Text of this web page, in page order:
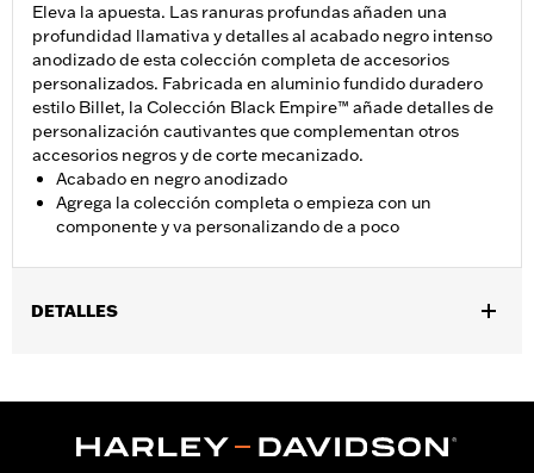
Eleva la apuesta. Las ranuras profundas añaden una
profundidad llamativa y detalles al acabado negro intenso
anodizado de esta colección completa de accesorios
personalizados. Fabricada en aluminio fundido duradero
estilo Billet, la Colección Black Empire™ añade detalles de
personalización cautivantes que complementan otros
accesorios negros y de corte mecanizado.
Acabado en negro anodizado
Agrega la colección completa o empieza con un
componente y va personalizando de a poco
DETALLES
pieza 55801095, 55900246, 55900247 o 55900248.
Installation Instructions